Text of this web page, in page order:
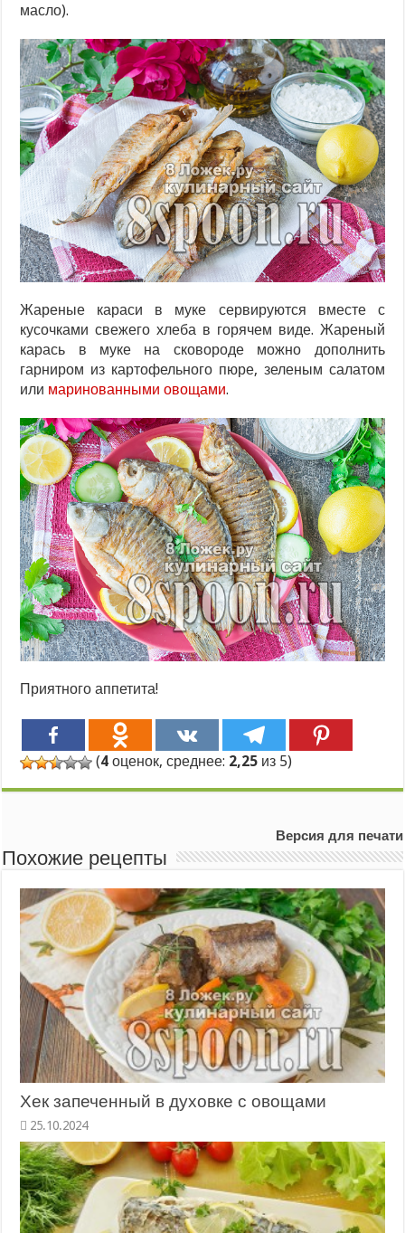
масло).
Жареные караси в муке сервируются вместе с
кусочками свежего хлеба в горячем виде. Жареный
карась в муке на сковороде можно дополнить
гарниром из картофельного пюре, зеленым салатом
или маринованными овощами.
Приятного аппетита!
(4 оценок, среднее: 2,25 из 5)
Версия для печати
Похожие рецепты
Хек запеченный в духовке с овощами